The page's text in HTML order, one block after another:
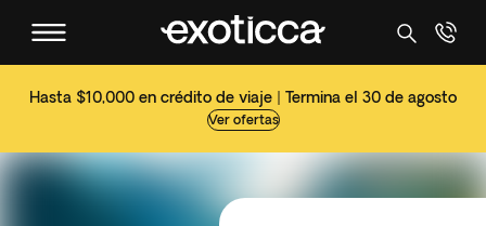
Hasta $10,000 en crédito de viaje | Termina el 30 de agosto
Ver ofertas